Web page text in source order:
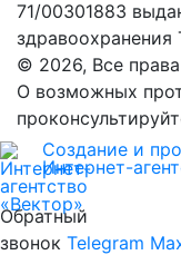
71/00301883
здравоохранения
© 2026, Все
О возможных
Создание и
Интернет-
Обратный
звонок Telegram